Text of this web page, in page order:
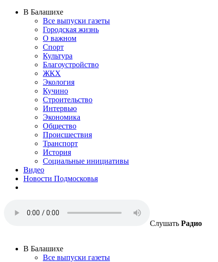
В Балашихе
Все выпуски газеты
Городская жизнь
О важном
Спорт
Культура
Благоустройство
ЖКХ
Экология
Кучино
Строительство
Интервью
Экономика
Общество
Происшествия
Транспорт
История
Социальные инициативы
Видео
Новости Подмосковья
Слушать Радио
В Балашихе
Все выпуски газеты